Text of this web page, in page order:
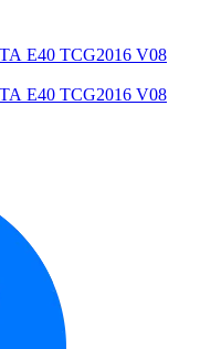
Е40 TCG2016 V08
Е40 TCG2016 V08